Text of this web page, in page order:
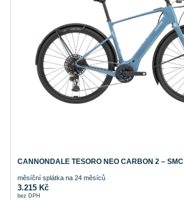
CANNONDALE TESORO NEO CARBON 2 – SMC
měsíční splátka na 24 měsíců
3.215 Kč
bez DPH